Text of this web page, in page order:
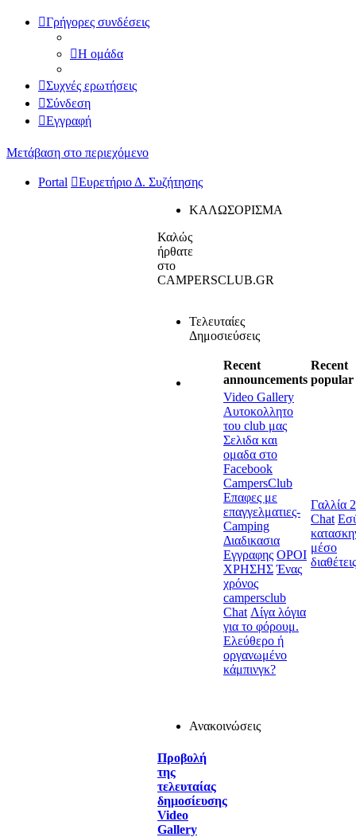
Γρήγορες συνδέσεις
Η ομάδα
Συχνές ερωτήσεις
Σύνδεση
Εγγραφή
Μετάβαση στο περιεχόμενο
Portal Ευρετήριο Δ. Συζήτησης
ΚΑΛΩΣΟΡΙΣΜΑ
Καλώς
ήρθατε
στο
CAMPERSCLUB.GR
Τελευταίες
Δημοσιεύσεις
Recent
announcements
Recent
popular
Video Gallery
Αυτοκολλητο
του club μας
Σελιδα και
ομαδα στο
Facebook
CampersClub
Επαφες με
επαγγελματιες-
Camping
Διαδικασια
Εγγραφης ΟΡΟΙ
ΧΡΗΣΗΣ Ένας
χρόνος
campersclub
Chat Λίγα λόγια
για το φόρουμ.
Ελεύθερο ή
οργανωμένο
κάμπινγκ?
Γαλλία
Chat
μέσο
Ανακοινώσεις
Προβολή
της
τελευταίας
δημοσίευσης
Video
Gallery